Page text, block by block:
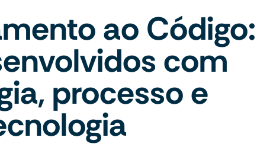
ao Código:
com
processo e